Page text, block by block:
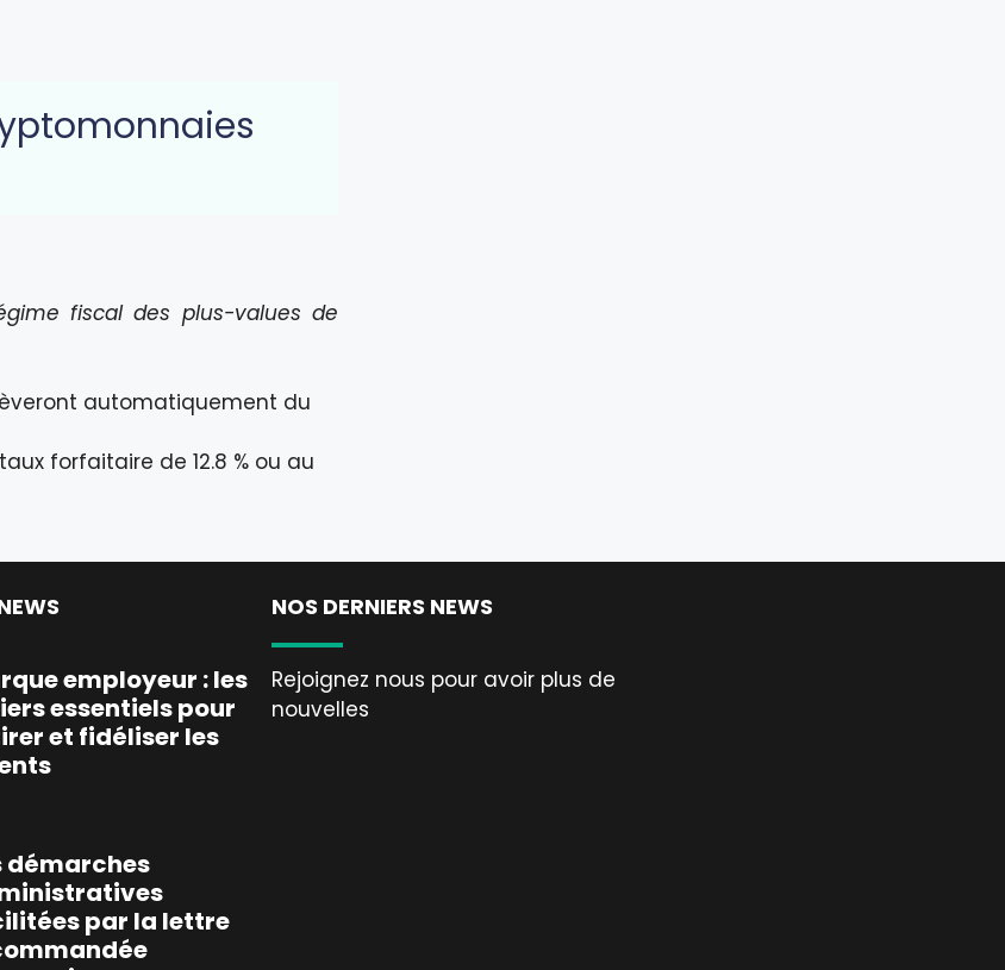
fiscal des plus-values de
automatiquement du
forfaitaire de 12.8 % ou au
employeur : les
essentiels pour
et fidéliser les
démarches
par la lettre
NOS DERNIERS NEWS
Rejoignez nous pour avoir plus de
nouvelles